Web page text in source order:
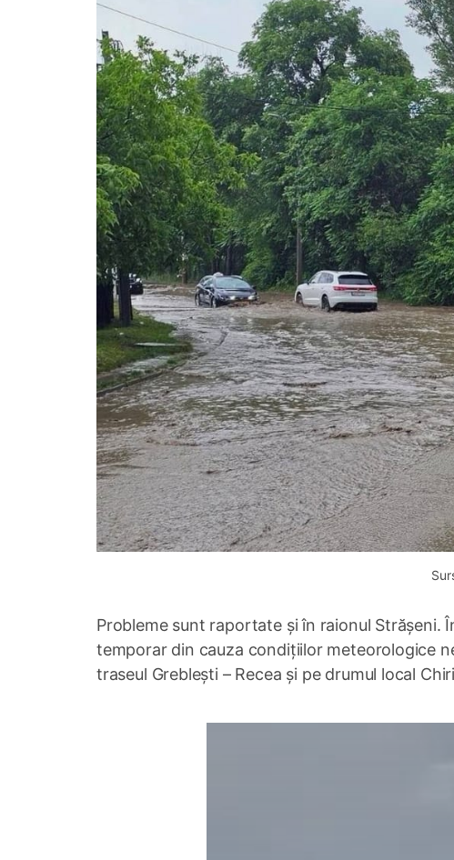
Probleme sunt raportate și în raionul Strășeni.
temporar din cauza condițiilor meteorologice
traseul Greblești – Recea și pe drumul local